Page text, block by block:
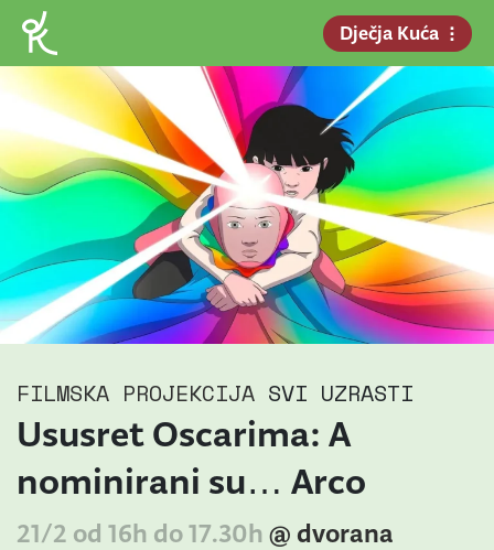
Dječja Kuća
FILMSKA PROJEKCIJA SVI UZRASTI
Ususret Oscarima: A
nominirani su… Arco
21/2 od 16h do 17.30h @ dvorana